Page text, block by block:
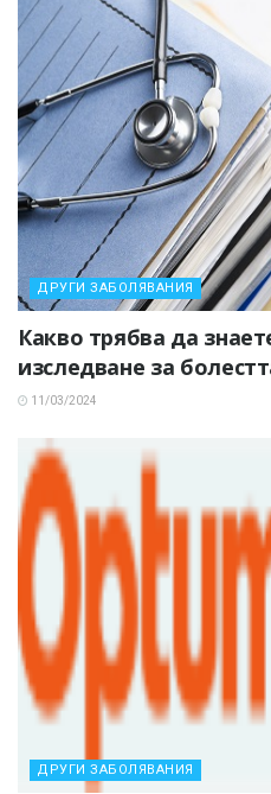
ДРУГИ ЗАБОЛЯВАНИЯ
Какво трябва да
изследване за
11/03/2024
ДРУГИ ЗАБОЛЯВАНИЯ